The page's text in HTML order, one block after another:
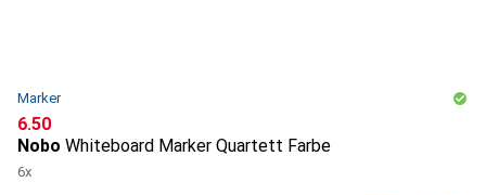
Marker
CHF
6.50
Nobo Whiteboard Marker Quartett Farbe
6x